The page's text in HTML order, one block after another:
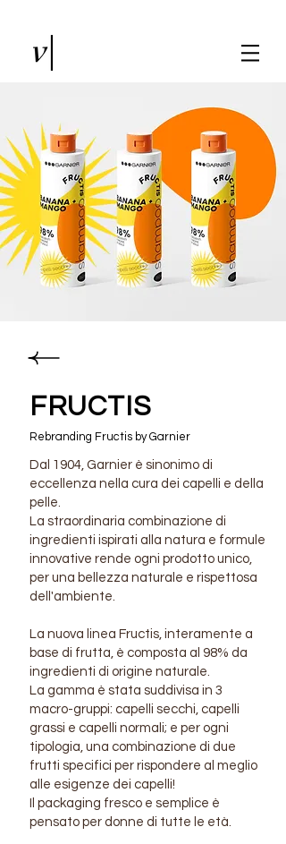
FRUCTIS
Rebranding Fructis by Garnier
Dal 1904, Garnier è sinonimo di
eccellenza nella cura dei capelli e della
pelle.
La straordinaria combinazione di
ingredienti ispirati alla natura e formule
innovative rende ogni prodotto unico,
per una bellezza naturale e rispettosa
dell'ambiente.
La nuova linea Fructis, interamente a
base di frutta, è composta al 98% da
ingredienti di origine naturale.
La gamma è stata suddivisa in 3
macro-gruppi: capelli secchi, capelli
grassi e capelli normali; e per ogni
tipologia, una combinazione di due
frutti specifici per rispondere al meglio
alle esigenze dei capelli!
Il packaging fresco e semplice è
pensato per donne di tutte le età.